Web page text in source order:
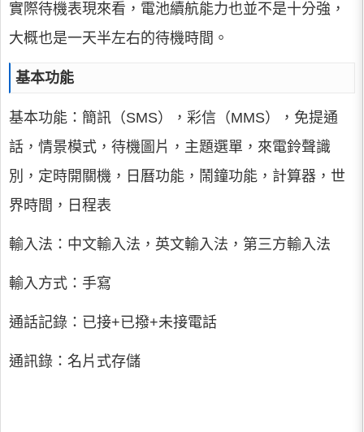
實際待機表現來看，電池續航能力也並不是十分強，
大概也是一天半左右的待機時間。
基本功能
基本功能：簡訊（SMS），彩信（MMS），免提通
話，情景模式，待機圖片，主題選單，來電鈴聲識
別，定時開關機，日曆功能，鬧鐘功能，計算器，世
界時間，日程表
輸入法：中文輸入法，英文輸入法，第三方輸入法
輸入方式：手寫
通話記錄：已接+已撥+未接電話
通訊錄：名片式存儲